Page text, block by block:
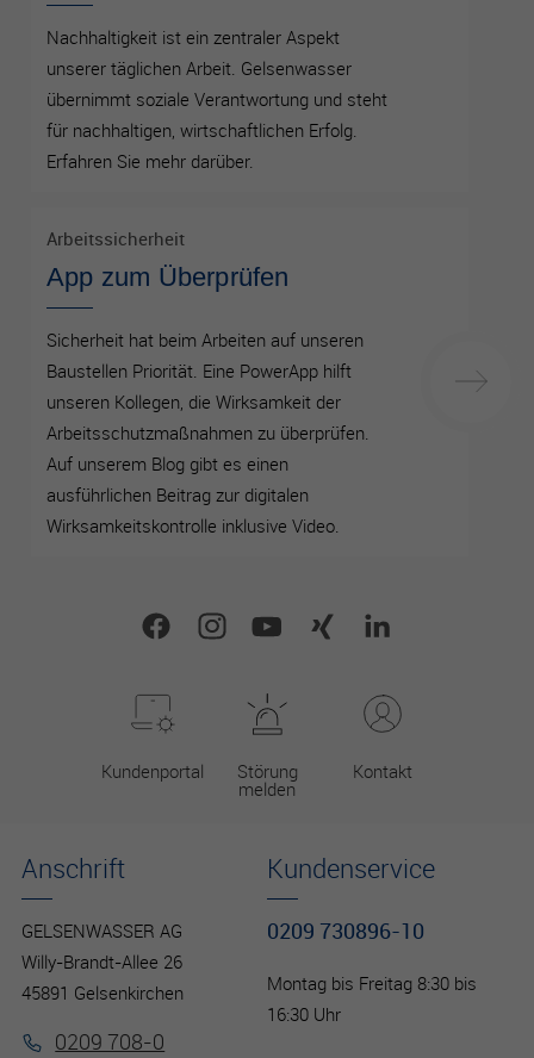
Nachhaltigkeit ist ein zentraler Aspekt
unserer täglichen Arbeit. Gelsenwasser
übernimmt soziale Verantwortung und steht
für nachhaltigen, wirtschaftlichen Erfolg.
Erfahren Sie mehr darüber.
Arbeitssicherheit
App zum Überprüfen
Sicherheit hat beim Arbeiten auf unseren
Baustellen Priorität. Eine PowerApp hilft
unseren Kollegen, die Wirksamkeit der
Arbeitsschutzmaßnahmen zu überprüfen.
Auf unserem Blog gibt es einen
ausführlichen Beitrag zur digitalen
Wirksamkeitskontrolle inklusive Video.
Kundenportal Störung
melden
Kontakt
Kundenservice
0209 730896-10
Montag bis Freitag 8:30 bis
16:30 Uhr
Anschrift
GELSENWASSER AG
Willy-Brandt-Allee 26
45891 Gelsenkirchen
0209 708-0
Seiten zu zeigen. Das beruht auf der eindeutigen
Identifizierung Ihres Browsers und Internetgeräts. Wenn Sie
diese Cookies nicht zulassen, erhalten Sie weniger gezielte
Inhalte, um Ihnen zusätzliche Informationen anzubieten.
Werden diese Inhalte aufgerufen, können Ihre
Nutzungsdaten an die jeweiligen Anbieter übertragen
wenn Sie uns Ihre Einwilligung erteilt haben. Hinweis auf
Verarbeitung Ihrer auf dieser Webseite erhobenen Daten in
den USA: Indem Sie die Nutzung der „nicht erforderlichen“
zugleich gemäß Art. 49 Abs. 1 a) DSGVO ein, dass Ihre
Daten in den USA verarbeitet werden. Die USA werden vom
Europäischen Gerichtshof als ein Land mit einem nach EU-
Standards unzureichenden Datenschutzniveau eingeschätzt.